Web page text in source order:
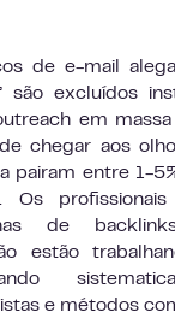
de e-mail
são excluídos
em
chegar aos
pairam entre 1-
Os
de
estão
e métodos